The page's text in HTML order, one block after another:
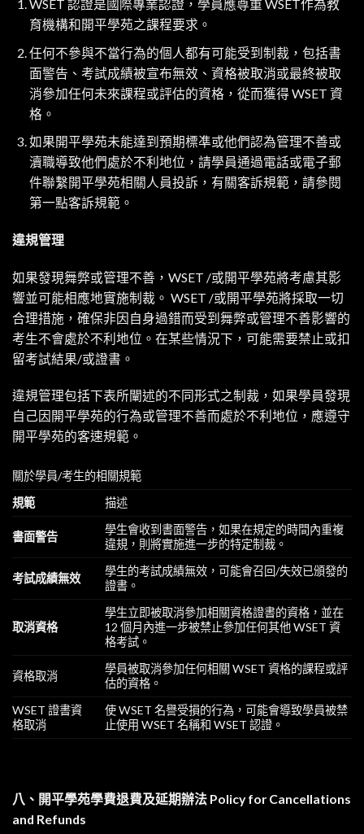
WSET 認證是國際專業認證，學員應尊重 WSET作為教
育機構和開平學苑之課程要求。
任何不參與不當行為的個人都有可能受到制裁，包括書
面警告、考試成績被宣布無效、資格被取消或最終被取
消參加任何未來課程或評估的資格，從而獲得 WSET 資
格。
如果開平學苑未能達到預期標凖或他們認為管理不善或
瀆職導致他們處於不利地位，請學員通過電話或電子郵
件聯繫開平學苑相關人員投訴，有關客訴規範，請參閱
第一點客訴規範。
違規管理
如果發現舞弊或管理不善，WSET /或開平學苑將考慮其影
響並可能相應地實施制裁。 WSET /或開平學苑將採取一切
合理措施，確保非因自身過錯而受到舞弊或管理不善影響的
考生不會處於不利地位。在某些情況下，可能需要禁止或扣
留考試結果/或證書。
違規管理包括下表所闡述的不同形式之制裁，如果學員發現
自己因開平學苑的行為或管理不善而處於不利地位，應遵守
開平學苑的客速規範。
關於學員/考生的相關規範
規範
描述
書面警告
學生會收到書面警告，如果在規定的時間內重複
違規，則將實施進一步的特定制裁。
考試成績無效
學生的考試成績無效，可能會召回/失效已頒發的
證書。
取消資格
學生立即被取消參加相關資格證書的資格，並在
12 個月內進一步被禁止參加任何其他 WSET 資
格考試。
資格取消
學員被取消參加任何相關 WSET 資格的課程或評
估的資格。
WSET 證書資
格取消
使 WSET 名譽受損的行為，可能會導致學員被禁
止使用 WSET 名稱和 WSET 認證。
八、開平學苑學費退費及延期辦法 Policy for Cancellations
and Refunds